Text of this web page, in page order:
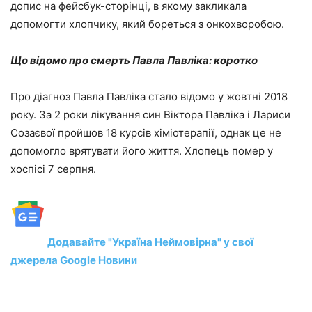
допис на фейсбук-сторінці, в якому закликала
допомогти хлопчику, який бореться з онкохворобою.
Що відомо про смерть Павла Павліка: коротко
Про діагноз Павла Павліка стало відомо у жовтні 2018
року. За 2 роки лікування син Віктора Павліка і Лариси
Созаєвої пройшов 18 курсів хіміотерапії, однак це не
допомогло врятувати його життя. Хлопець помер у
хоспісі 7 серпня.
Додавайте "Україна Неймовірна" у свої
джерела Google Новини